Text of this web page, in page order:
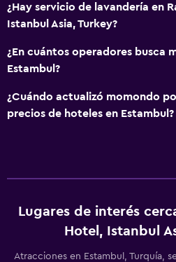
Servicios básicos
Wifi disponible en todas las
Internet
Artículos de aseo gratis
Alarma de humo
Ropa de cama
Champú
¿Hay servicio de lavandería en
Istanbul Asia, Turkey?
¿En cuántos operadores busca
Estambul?
¿Cuándo actualizó momondo
precios de hoteles en Estambul?
Lugares de interés
Hotel, Istanbul
Atracciones en Estambul, Turquía,